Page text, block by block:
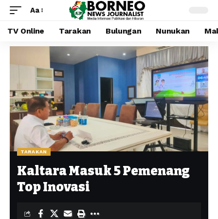
Aa
TV Online Tarakan Bulungan Nunukan
TARAKAN
Kaltara Masuk 5 Pemenang
Top Inovasi